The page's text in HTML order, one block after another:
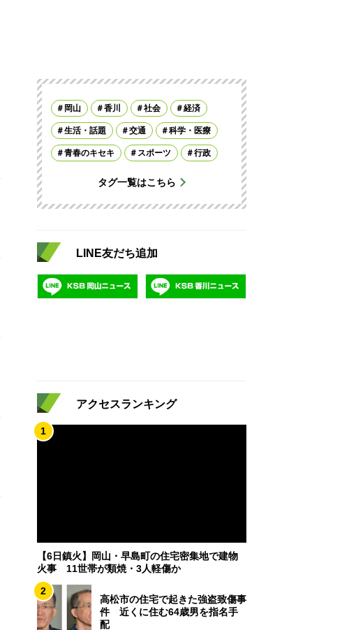
岡山 香川 社会 経済
生活・話題 交通 科学・医療
青春のキセキ スポーツ 行政
タグ一覧はこちら
LINE友だち追加
アクセスランキング
1
【6日鎮火】岡山・早島町の住宅密集地で建物
火事 11世帯が類焼・3人軽傷か
2
高松市の住宅で起きた強盗致傷事
件 近くに住む64歳男を指名手
配